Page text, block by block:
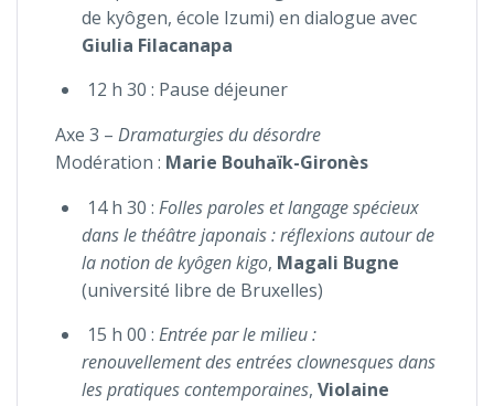
de kyôgen, école Izumi) en dialogue avec
Giulia Filacanapa
12 h 30 : Pause déjeuner
Axe 3 – Dramaturgies du désordre
Modération : Marie Bouhaïk-Gironès
14 h 30 :Folles paroles et langage spécieux
dans le théâtre japonais : réflexions autour de
la notion de kyôgen kigo, Magali Bugne
(université libre de Bruxelles)
15 h 00 :Entrée par le milieu :
renouvellement des entrées clownesques dans
les pratiques contemporaines, Violaine